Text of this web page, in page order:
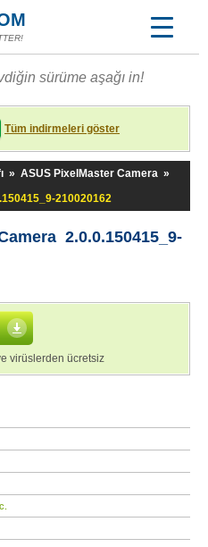
sürüme aşağı in!
Tüm indirmeleri göster
» ASUS PixelMaster Camera »
210020162
2.0.0.150415_9-
virüslerden ücretsiz